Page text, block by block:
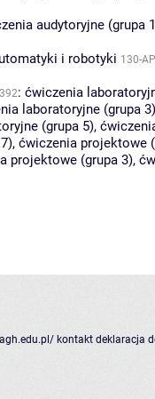
audytoryjne (grupa
i robotyki 130-
: ćwiczenia
laboratoryjne (grupa 3)
(grupa 5),
, ćwiczenia projektowe
projektowe (grupa 3),
kontakt deklaracja